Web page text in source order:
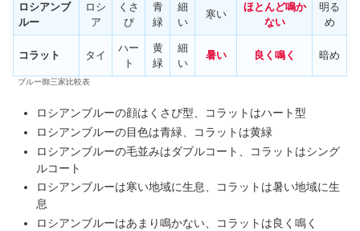
ロシアンブ
ルー
ロシ
ア
くさ
び
青
緑
細
い
寒い
ほとんど鳴か
ない
明る
め
コラット タイ
ハー
ト
黄
緑
細
い
暑い 良く鳴く 暗め
ブルー御三家比較表
ロシアンブルーの顔はくさび型、コラットはハート型
ロシアンブルーの目色は青緑、コラットは黄緑
ロシアンブルーの毛並みはダブルコート、コラットはシング
ルコート
ロシアンブルーは寒い地域に生息、コラットは暑い地域に生
息
ロシアンブルーはあまり鳴かない、コラットは良く鳴く